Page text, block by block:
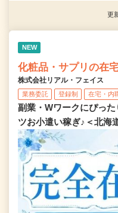
更
NEW
化粧品・サプリの在
株式会社リアル・フェイス
業務委託 登録制 在宅・内
副業・Wワークにぴっ
ツお小遣い稼ぎ♪＜北海